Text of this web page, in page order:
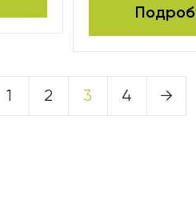
1 2 3 4 →